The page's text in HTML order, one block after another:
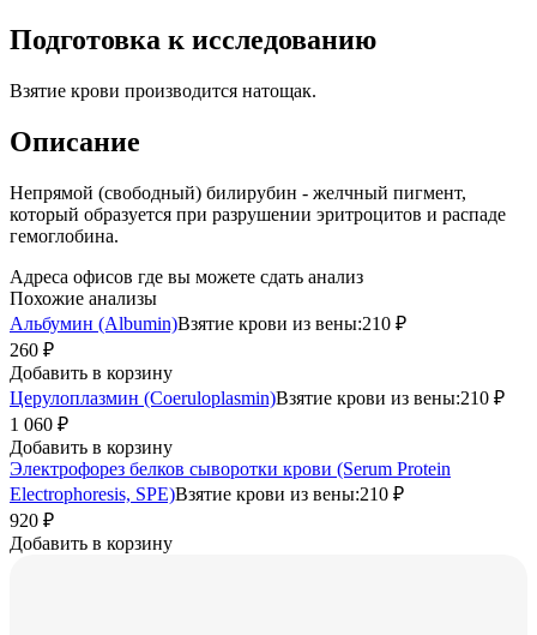
Подготовка к исследованию
Взятие крови производится натощак.
Описание
Непрямой (свободный) билирубин - желчный пигмент,
который образуется при разрушении эритроцитов и распаде
гемоглобина.
Адреса офисов где вы можете сдать анализ
Похожие анализы
Альбумин (Albumin)Взятие крови из вены:210 ₽
260 ₽
Добавить в корзину
Церулоплазмин (Coeruloplasmin)Взятие крови из вены:210 ₽
1 060 ₽
Добавить в корзину
Электрофорез белков сыворотки крови (Serum Protein
Electrophoresis, SPE)Взятие крови из вены:210 ₽
920 ₽
Добавить в корзину